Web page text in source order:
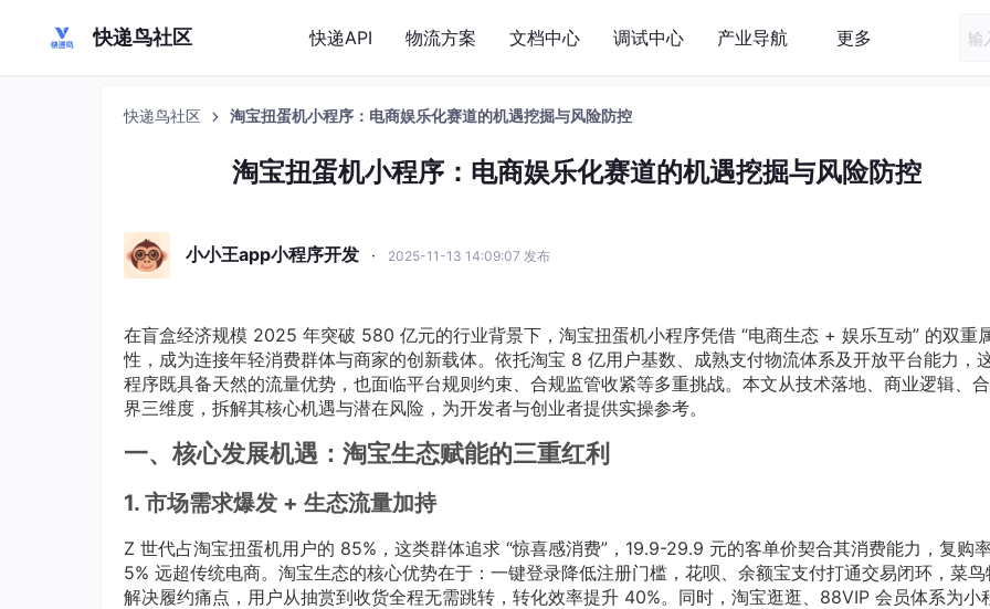
快递鸟社区 快递API 物流方案 文档中心 调试中心 产业导航 更多
快递鸟社区 淘宝扭蛋机小程序：电商娱乐化赛道的机遇挖掘与风险防控
淘宝扭蛋机小程序：电商娱乐化赛道的机遇挖掘与风险防控
小小王app小程序开发 · 2025-11-13 14:09:07 发布
在盲盒经济规模 2025 年突破 580 亿元的行业背景下，淘宝扭蛋机小程序凭借 “电商生态 + 娱乐互动” 的双重
性，成为连接年轻消费群体与商家的创新载体。依托淘宝 8 亿用户基数、成熟支付物流体系及开放平台能力，
程序既具备天然的流量优势，也面临平台规则约束、合规监管收紧等多重挑战。本文从技术落地、商业逻辑、
界三维度，拆解其核心机遇与潜在风险，为开发者与创业者提供实操参考。
一、核心发展机遇：淘宝生态赋能的三重红利
1. 市场需求爆发 + 生态流量加持
Z 世代占淘宝扭蛋机用户的 85%，这类群体追求 “惊喜感消费”，19.9-29.9 元的客单价契合其消费能力，复购
5% 远超传统电商。淘宝生态的核心优势在于：一键登录降低注册门槛，花呗、余额宝支付打通交易闭环，菜鸟
解决履约痛点，用户从抽赏到收货全程无需跳转，转化效率提升 40%。同时，淘宝逛逛、88VIP 会员体系为小